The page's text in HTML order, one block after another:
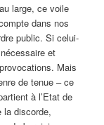
large, ce voile
dans nos
public. Si celui-
et
Mais
de tenue – ce
à l’Etat de
la discorde,